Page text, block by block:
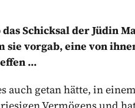
verwaltet, die für die
Schicksal der Jüdin
sie vorgab, eine von
…
auch getan hätte, in